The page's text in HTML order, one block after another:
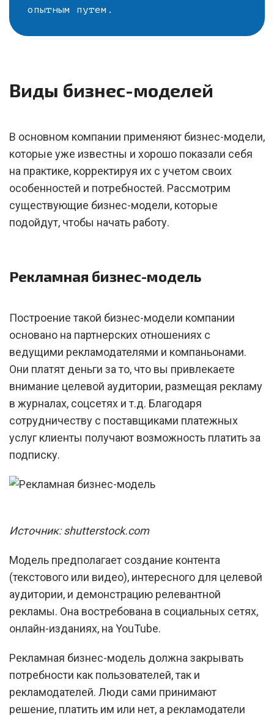
опытным путем.
Виды бизнес-моделей
В основном компании применяют бизнес-модели,
которые уже известны и хорошо показали себя
на практике, корректируя их с учетом своих
особенностей и потребностей. Рассмотрим
существующие бизнес-модели, которые
подойдут, чтобы начать работу.
Рекламная бизнес-модель
Построение такой бизнес-модели компании
основано на партнерских отношениях с
ведущими рекламодателями и компаньонами.
Они платят деньги за то, что вы привлекаете
внимание целевой аудитории, размещая рекламу
в журналах, соцсетях и т.д. Благодаря
сотрудничеству с поставщиками платежных
услуг клиенты получают возможность платить за
подписку.
Источник: shutterstock.com
Модель предполагает создание контента
(текстового или видео), интересного для целевой
аудитории, и демонстрацию релевантной
рекламы. Она востребована в социальных сетях,
онлайн-изданиях, на YouTube.
Рекламная бизнес-модель должна закрывать
потребности как пользователей, так и
рекламодателей. Люди сами принимают
решение, платить им или нет, а рекламодатели